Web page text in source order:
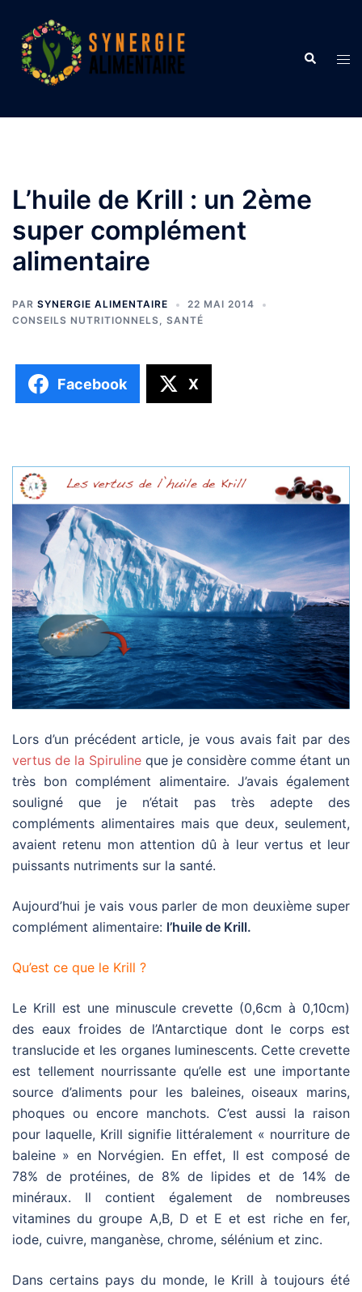
contenu
L’huile de Krill : un 2ème
super complément
alimentaire
PAR SYNERGIE ALIMENTAIRE
22 MAI 2014
CONSEILS NUTRITIONNELS, SANTÉ
Facebook X
Lors d’un précédent article, je vous avais fait par des
vertus de la Spiruline que je considère comme étant un
très bon complément alimentaire. J’avais également
souligné que je n’était pas très adepte des
compléments alimentaires mais que deux, seulement,
avaient retenu mon attention dû à leur vertus et leur
puissants nutriments sur la santé.
Aujourd’hui je vais vous parler de mon deuxième super
complément alimentaire: l’huile de Krill.
Qu’est ce que le Krill ?
Le Krill est une minuscule crevette (0,6cm à 0,10cm)
des eaux froides de l’Antarctique dont le corps est
translucide et les organes luminescents. Cette crevette
est tellement nourrissante qu’elle est une importante
source d’aliments pour les baleines, oiseaux marins,
phoques ou encore manchots. C’est aussi la raison
pour laquelle, Krill signifie littéralement « nourriture de
baleine » en Norvégien. En effet, Il est composé de
78% de protéines, de 8% de lipides et de 14% de
minéraux. Il contient également de nombreuses
vitamines du groupe A,B, D et E et est riche en fer,
iode, cuivre, manganèse, chrome, sélénium et zinc.
Dans certains pays du monde, le Krill à toujours été